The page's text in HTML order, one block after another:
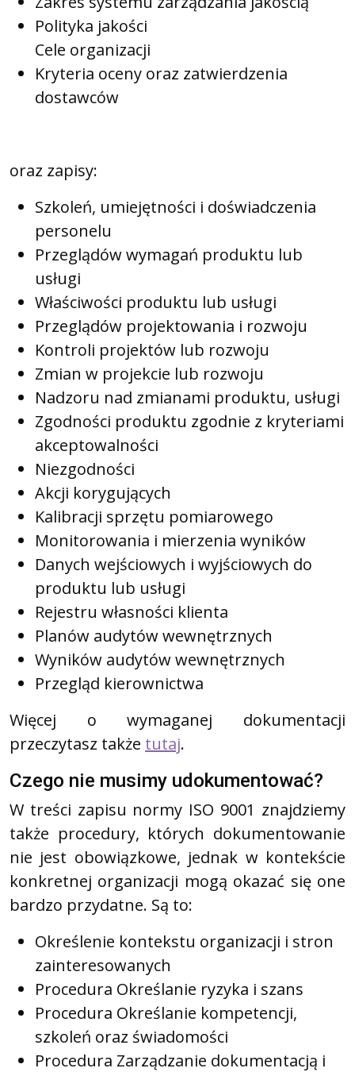
Polityka jakości
Cele organizacji
Kryteria oceny oraz zatwierdzenia
dostawców
oraz zapisy:
Szkoleń, umiejętności i doświadczenia
personelu
Przeglądów wymagań produktu lub
usługi
Właściwości produktu lub usługi
Przeglądów projektowania i rozwoju
Kontroli projektów lub rozwoju
Zmian w projekcie lub rozwoju
Nadzoru nad zmianami produktu, usługi
Zgodności produktu zgodnie z kryteriami
akceptowalności
Niezgodności
Akcji korygujących
Kalibracji sprzętu pomiarowego
Monitorowania i mierzenia wyników
Danych wejściowych i wyjściowych do
produktu lub usługi
Rejestru własności klienta
Planów audytów wewnętrznych
Wyników audytów wewnętrznych
Przegląd kierownictwa
Więcej o wymaganej dokumentacji
przeczytasz także tutaj.
Czego nie musimy udokumentować?
W treści zapisu normy ISO 9001 znajdziemy
także procedury, których dokumentowanie
nie jest obowiązkowe, jednak w kontekście
konkretnej organizacji mogą okazać się one
bardzo przydatne. Są to:
Określenie kontekstu organizacji i stron
zainteresowanych
Procedura Określanie ryzyka i szans
Procedura Określanie kompetencji,
szkoleń oraz świadomości
Procedura Zarządzanie dokumentacją i